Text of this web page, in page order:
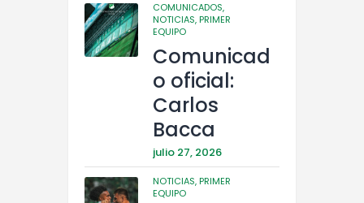
COMUNICADOS,
NOTICIAS,PRIMER
EQUIPO
Comunicad
o oficial:
Carlos
Bacca
julio 27, 2026
NOTICIAS,PRIMER
EQUIPO